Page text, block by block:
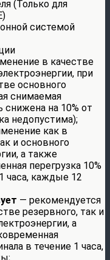
(Только для
системой
в качестве
при
основного
снимаемая
на 10% от
недопустима);
как в
и основного
а также
перегрузка 10%
часа, каждые 12
— рекомендуется
резервного, так и
а
в течение 1 часа,